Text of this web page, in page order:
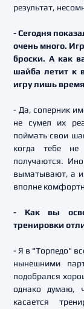
результат,
- Сегодня
очень много.
броски. А как
шайба летит к
игру лишь
- Да, соперник
не сумел их
поймать свои
когда тебе
получаются.
выматывают, а
вполне
- Как вы
тренировки
- Я в "Торпедо"
нынешними
подобрался
однако думаю,
касается